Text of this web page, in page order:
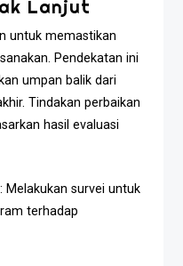
Lanjut
untuk memastikan
Pendekatan ini
umpan balik dari
Tindakan perbaikan
hasil evaluasi
: Melakukan survei untuk
terhadap